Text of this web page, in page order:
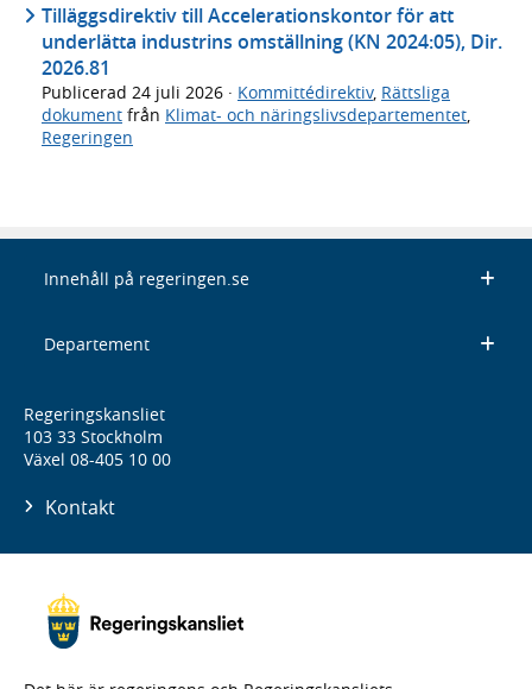
Tilläggsdirektiv till Accelerationskontor för att
underlätta industrins omställning (KN 2024:05), Dir.
2026.81
Publicerad 24 juli 2026 · Kommittédirektiv, Rättsliga
dokument från Klimat- och näringslivsdepartementet
Regeringen
Innehåll på regeringen.se
Departement
Regeringskansliet
103 33 Stockholm
Växel 08-405 10 00
Kontakt